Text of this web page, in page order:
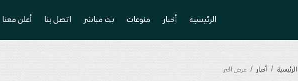
الرئيسية أخبار منوعات بث مباشر اتصل بنا أعلن معنا
الرئيسية أخبار عرض الخبر